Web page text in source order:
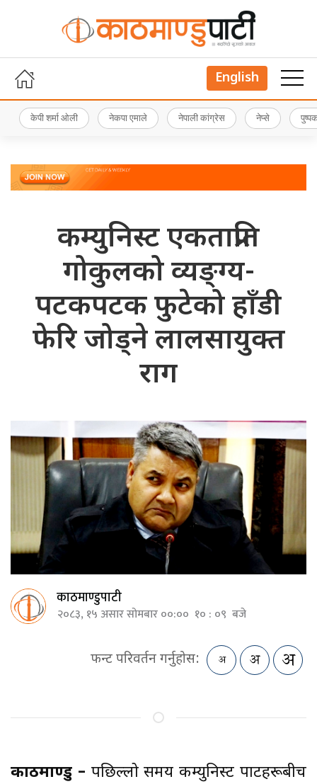
English
केपी शर्मा ओली नेकपा एमाले नेपाली कांग्रेस नेप्से
कम्युनिस्ट एकताप्रति
गोकुलको व्यङ्ग्य-
पटकपटक फुटेको हाँडी
फेरि जोड्ने लालसायुक्त
राग
काठमाण्डुपाटी
२०८३, १५ असार सोमबार ००:०० १० : ०९ बजे
फन्ट परिवर्तन गर्नुहोस:
काठमाण्डु – पछिल्लो समय कम्युनिस्ट पार्टीहरूबीच